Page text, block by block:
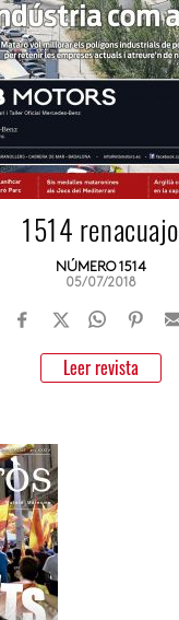
1514 renacuajo
NÚMERO 1514
05/07/2018
Leer revista